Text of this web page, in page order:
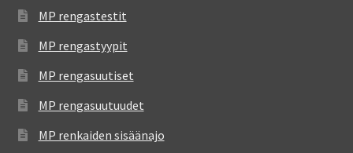
MP rengastestit
MP rengastyypit
MP rengasuutiset
MP rengasuutuudet
MP renkaiden sisäänajo